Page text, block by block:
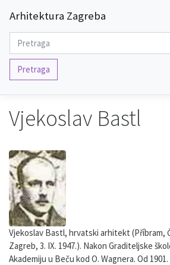
Arhitektura Zagreba
Pretraga
Vjekoslav Bastl
Vjekoslav Bastl, hrvatski arhitekt (Příbram,
Zagreb, 3. IX. 1947.). Nakon Graditeljske
Akademiju u Beču kod O. Wagnera. Od